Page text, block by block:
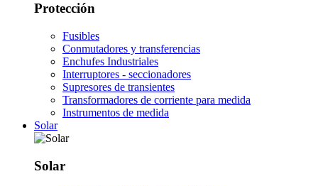
Protección
Fusibles
Conmutadores y transferencias
Enchufes Industriales
Interruptores - seccionadores
Supresores de transientes
Transformadores de corriente para medida
Instrumentos de medida
Solar
Solar